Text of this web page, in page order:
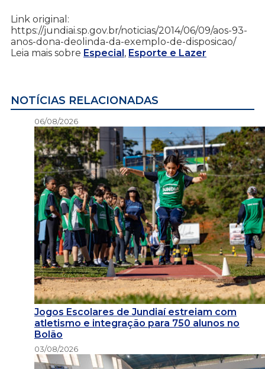
Link original:
https://jundiai.sp.gov.br/noticias/2014/06/09/aos-93-
anos-dona-deolinda-da-exemplo-de-disposicao/
Leia mais sobre Especial, Esporte e Lazer
NOTÍCIAS RELACIONADAS
06/08/2026
Jogos Escolares de Jundiaí estreiam com
atletismo e integração para 750 alunos no
Bolão
03/08/2026